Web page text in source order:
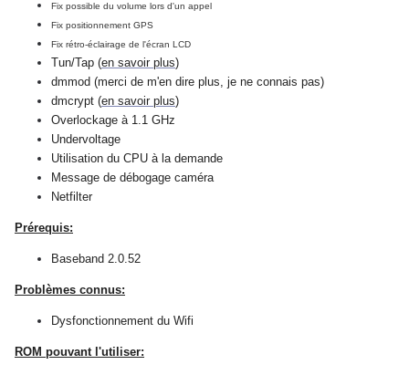
Fix possible du volume lors d'un appel
Fix positionnement GPS
Fix rétro-éclairage de l'écran LCD
Tun/Tap (en savoir plus)
dmmod (merci de m'en dire plus, je ne connais pas)
dmcrypt (en savoir plus)
Overlockage à 1.1 GHz
Undervoltage
Utilisation du CPU à la demande
Message de débogage caméra
Netfilter
Prérequis:
Baseband 2.0.52
Problèmes connus:
Dysfonctionnement du Wifi
ROM pouvant l'utiliser: